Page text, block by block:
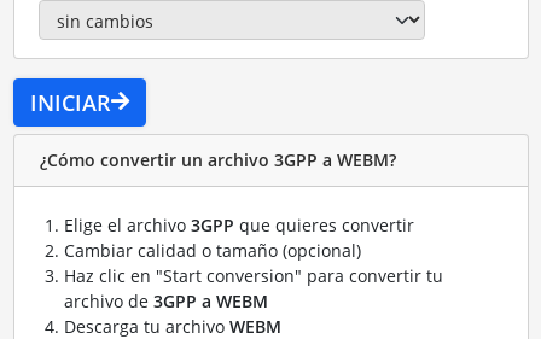
INICIAR
¿Cómo convertir un archivo 3GPP a WEBM?
Elige el archivo 3GPP que quieres convertir
Cambiar calidad o tamaño (opcional)
Haz clic en "Start conversion" para convertir tu
archivo de 3GPP a WEBM
Descarga tu archivo WEBM